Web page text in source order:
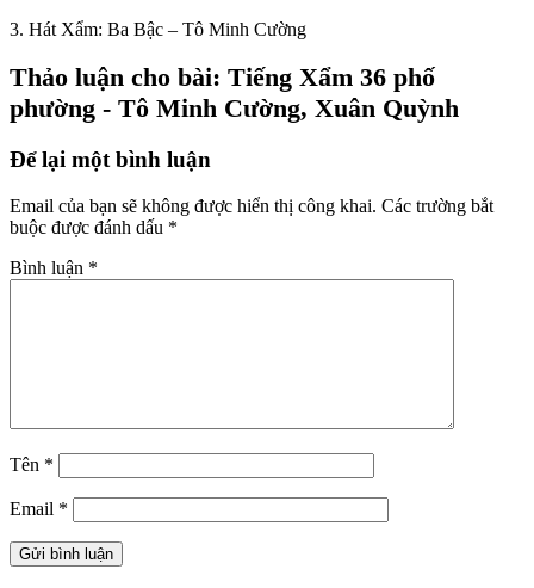
3. Hát Xẩm: Ba Bậc – Tô Minh Cường
Thảo luận cho bài: Tiếng Xẩm 36 phố
phường - Tô Minh Cường, Xuân Quỳnh
Để lại một bình luận
Email của bạn sẽ không được hiển thị công khai. Các trường bắt
buộc được đánh dấu *
Bình luận *
Tên *
Email *